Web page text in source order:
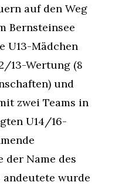
auf den Weg
Bernsteinsee
U13-Mädchen
13-Wertung (8
und
zwei Teams in
U14/16-
der Name des
wurde